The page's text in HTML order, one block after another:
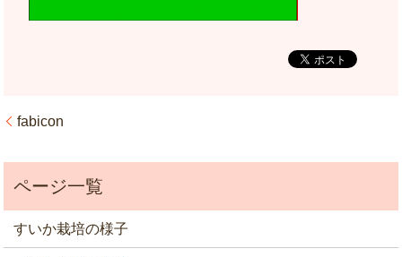
fabicon
すいか栽培の様子